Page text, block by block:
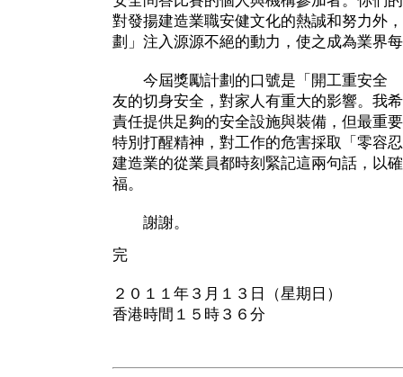
對發揚建造業職安健文化的熱誠和努力外
劃」注入源源不絕的動力，使之成為業界
今屆獎勵計劃的口號是「開工重安全
友的切身安全，對家人有重大的影響。我
責任提供足夠的安全設施與裝備，但最重
特別打醒精神，對工作的危害採取「零容
建造業的從業員都時刻緊記這兩句話，以
福。
謝謝。
完
２０１１年３月１３日（星期日）
香港時間１５時３６分